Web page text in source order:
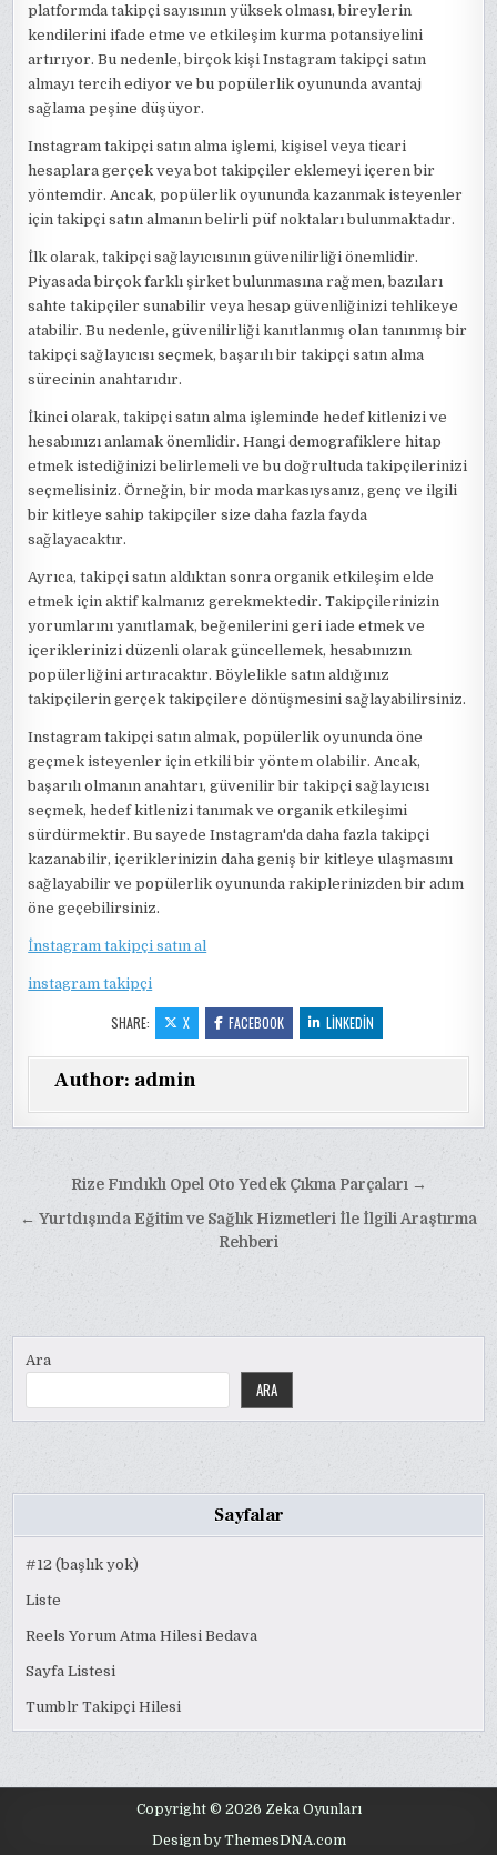
platformda takipçi sayısının yüksek olması, bireylerin
kendilerini ifade etme ve etkileşim kurma potansiyelini
artırıyor. Bu nedenle, birçok kişi Instagram takipçi satın
almayı tercih ediyor ve bu popülerlik oyununda avantaj
sağlama peşine düşüyor.
Instagram takipçi satın alma işlemi, kişisel veya ticari
hesaplara gerçek veya bot takipçiler eklemeyi içeren bir
yöntemdir. Ancak, popülerlik oyununda kazanmak isteyenler
için takipçi satın almanın belirli püf noktaları bulunmaktadır.
İlk olarak, takipçi sağlayıcısının güvenilirliği önemlidir.
Piyasada birçok farklı şirket bulunmasına rağmen, bazıları
sahte takipçiler sunabilir veya hesap güvenliğinizi tehlikeye
atabilir. Bu nedenle, güvenilirliği kanıtlanmış olan tanınmış bir
takipçi sağlayıcısı seçmek, başarılı bir takipçi satın alma
sürecinin anahtarıdır.
İkinci olarak, takipçi satın alma işleminde hedef kitlenizi ve
hesabınızı anlamak önemlidir. Hangi demografiklere hitap
etmek istediğinizi belirlemeli ve bu doğrultuda takipçilerinizi
seçmelisiniz. Örneğin, bir moda markasıysanız, genç ve ilgili
bir kitleye sahip takipçiler size daha fazla fayda
sağlayacaktır.
Ayrıca, takipçi satın aldıktan sonra organik etkileşim elde
etmek için aktif kalmanız gerekmektedir. Takipçilerinizin
yorumlarını yanıtlamak, beğenilerini geri iade etmek ve
içeriklerinizi düzenli olarak güncellemek, hesabınızın
popülerliğini artıracaktır. Böylelikle satın aldığınız
takipçilerin gerçek takipçilere dönüşmesini sağlayabilirsiniz.
Instagram takipçi satın almak, popülerlik oyununda öne
geçmek isteyenler için etkili bir yöntem olabilir. Ancak,
başarılı olmanın anahtarı, güvenilir bir takipçi sağlayıcısı
seçmek, hedef kitlenizi tanımak ve organik etkileşimi
sürdürmektir. Bu sayede Instagram'da daha fazla takipçi
kazanabilir, içeriklerinizin daha geniş bir kitleye ulaşmasını
sağlayabilir ve popülerlik oyununda rakiplerinizden bir adım
öne geçebilirsiniz.
İnstagram takipçi satın al
instagram takipçi
SHARE: X FACEBOOK LINKEDIN
Author: admin
gezinmesi
Rize Fındıklı Opel Oto Yedek Çıkma Parçaları →
← Yurtdışında Eğitim ve Sağlık Hizmetleri İle İlgili Araştırma
Rehberi
Ara
ARA
Sayfalar
#12 (başlık yok)
Liste
Reels Yorum Atma Hilesi Bedava
Sayfa Listesi
Tumblr Takipçi Hilesi
Copyright © 2026 Zeka Oyunları
Design by ThemesDNA.com